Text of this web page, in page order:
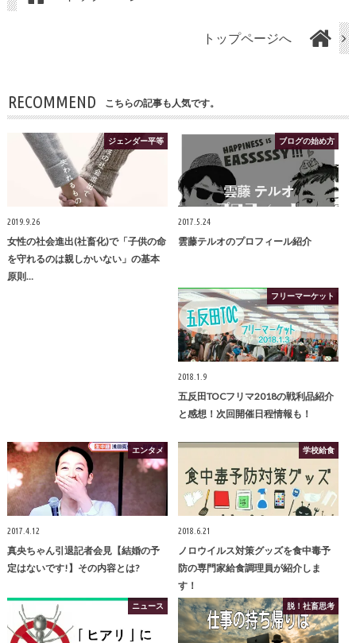
トップページへ
RECOMMEND こちらの記事も人気です。
ジェンダー平等
2019.9.26
女性の社会進出(社畜化)で「子供の命
を守れるのは親しかいない」の基本
原則…
ブログの始め方
2017.5.24
雲藤テルオのプロフィール紹介
フリーマーケット
2018.1.9
五反田TOCフリマ2018の戦利品紹介
と感想！次回開催日程情報も！
エンタメ
2017.4.12
真央ちゃん引退記者会見【結婚の予
定はないです!】その内容とは?
学校給食
2018.6.21
ノロウイルス対策グッズを食中毒予
防の専門家給食調理員が紹介しま
す！
ニュース 脱！社畜思考